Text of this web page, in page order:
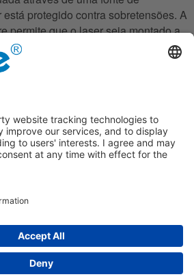
protegido contra sobretensões. A
permite que o laser seja montado a
Unidade de
fornecimento
L320-5
18,34 €
nós|Política de privacidade